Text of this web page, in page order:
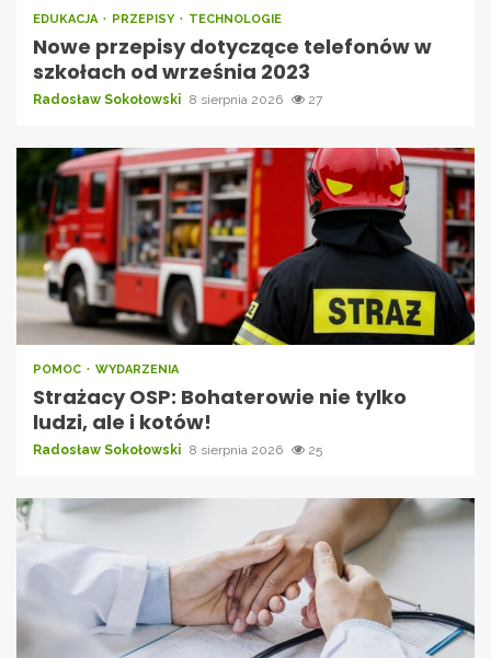
EDUKACJA PRZEPISY TECHNOLOGIE
Nowe przepisy dotyczące telefonów w
szkołach od września 2023
Radosław Sokołowski 8 sierpnia 2026 27
POMOC WYDARZENIA
Strażacy OSP: Bohaterowie nie tylko
ludzi, ale i kotów!
Radosław Sokołowski 8 sierpnia 2026 25